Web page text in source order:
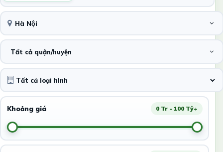
Hà Nội
Tất cả quận/huyện
Khoảng giá 0 Tr - 100 Tỷ+